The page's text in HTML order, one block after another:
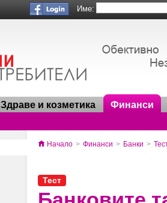
Име:
Здраве и козметика Финанси
Начало > Финанси > Банки >
Тест